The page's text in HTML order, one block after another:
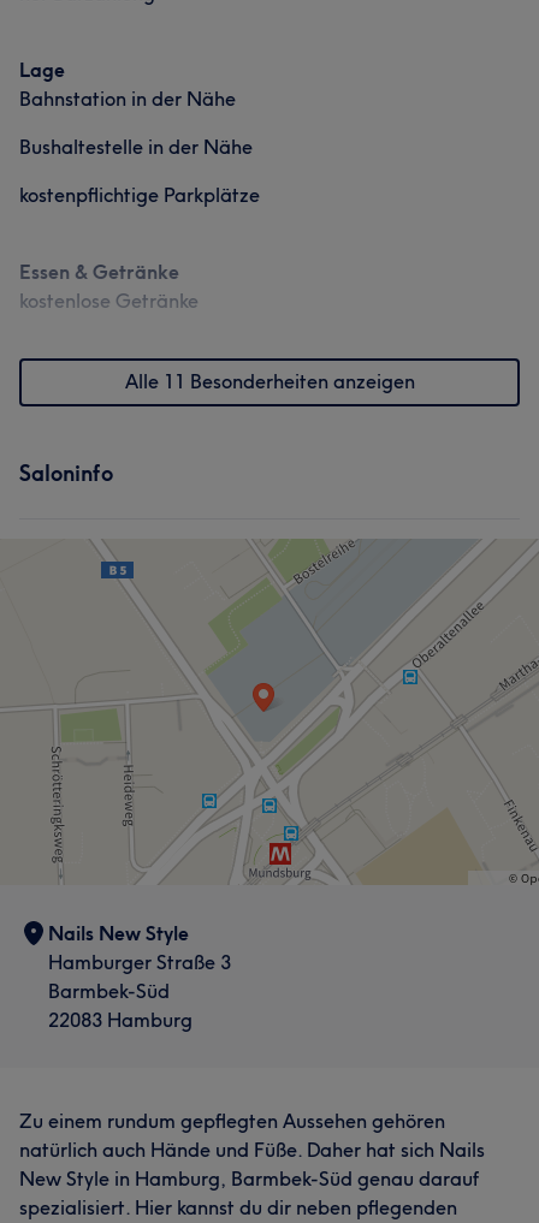
Lage
Bahnstation in der Nähe
Bushaltestelle in der Nähe
kostenpflichtige Parkplätze
Essen & Getränke
kostenlose Getränke
Alle 11 Besonderheiten anzeigen
Saloninfo
Nails New Style
Hamburger Straße 3
Barmbek-Süd
22083 Hamburg
Zu einem rundum gepflegten Aussehen gehören
natürlich auch Hände und Füße. Daher hat sich Nails
New Style in Hamburg, Barmbek-Süd genau darauf
spezialisiert. Hier kannst du dir neben pflegenden